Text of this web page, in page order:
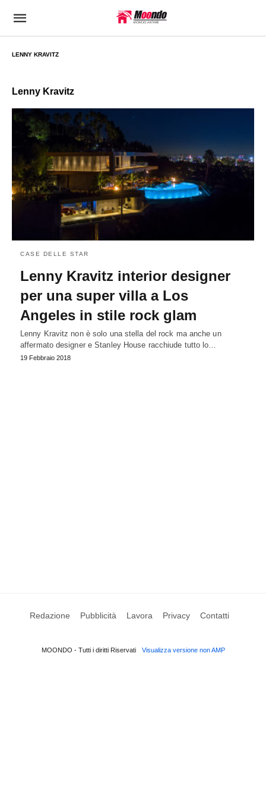
LENNY KRAVITZ
Lenny Kravitz
CASE DELLE STAR
Lenny Kravitz interior designer
per una super villa a Los
Angeles in stile rock glam
Lenny Kravitz non è solo una stella del rock ma anche un
affermato designer e Stanley House racchiude tutto lo…
19 Febbraio 2018
Redazione Pubblicità Lavora Privacy Contatti
MOONDO - Tutti i diritti Riservati Visualizza versione non AMP